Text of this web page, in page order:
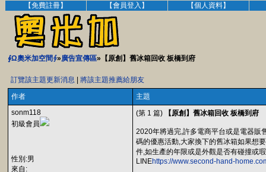
【免費註冊】 【會員登入】 【個人資料】
∮Ω奧米加空間∮»廣告宣傳區»【原創】舊冰箱回收 板橋到府
訂覽該主題更新消息
將該主題推薦給朋友
作者
主題
sonm118
初級會員
性別:男
來自:
(第 1 篇) 【原創】舊冰箱回收 板橋到府
2020年將過完,許多電商平台或是電器販
碼的優惠活動,大家換下的舊冰箱如果想
件,如生產的年限或是外觀是否有碰撞或
LINEhttps://www.second-hand-